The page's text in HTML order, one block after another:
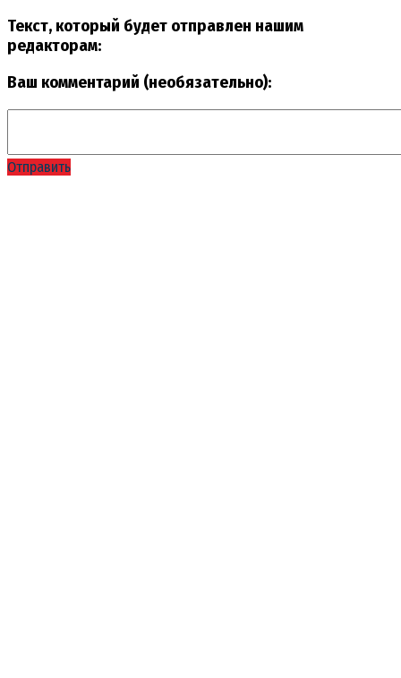
Текст, который будет отправлен нашим
редакторам:
Ваш комментарий (необязательно):
Отправить